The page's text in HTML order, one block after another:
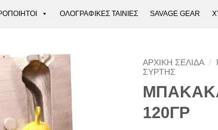
ΟΛΟΓΡΑΦΙΚΕΣ ΤΑΙΝΙΕΣ SAVAGE GEAR
ΑΡΧΙΚΉ ΣΕΛΊΔΑ /
ΣΥΡΤΗΣ
120ΓΡ